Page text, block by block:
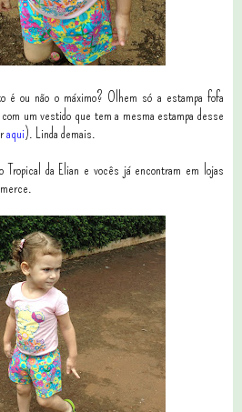
é ou não o máximo? Olhem só a estampa fofa
um vestido que tem a mesma estampa desse
aqui). Linda demais.
Tropical da Elian e vocês já encontram em lojas